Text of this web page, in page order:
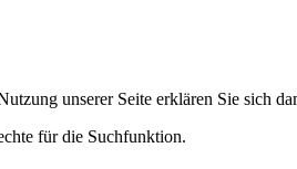
unserer Seite erklären Sie sich
für die Suchfunktion.